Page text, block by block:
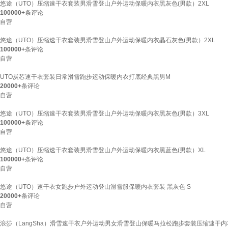
悠途（UTO）压缩速干衣套装男滑雪登山户外运动保暖内衣黑灰色(男款）2XL
100000+条评论
自营
悠途（UTO）压缩速干衣套装男滑雪登山户外运动保暖内衣晶石灰色(男款）2XL
100000+条评论
自营
UTO炭芯速干衣套装日常滑雪跑步运动保暖内衣打底经典黑男M
20000+条评论
自营
悠途（UTO）压缩速干衣套装男滑雪登山户外运动保暖内衣黑灰色(男款）3XL
100000+条评论
自营
悠途（UTO）压缩速干衣套装男滑雪登山户外运动保暖内衣黑蓝色(男款）XL
100000+条评论
自营
悠途（UTO）速干衣女跑步户外运动登山滑雪服保暖内衣套装 黑灰色 S
20000+条评论
自营
浪莎（LangSha）滑雪速干衣户外运动男女滑雪登山保暖马拉松跑步套装压缩速干